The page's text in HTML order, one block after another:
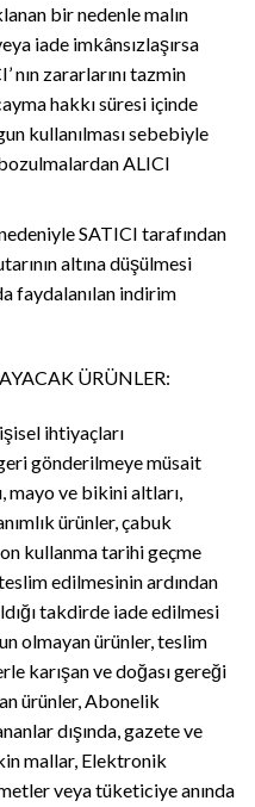
bir nedenle malın
iade imkânsızlaşırsa
nın zararlarını tazmin
hakkı süresi içinde
kullanılması sebebiyle
ALICI
SATICI tarafından
altına düşülmesi
faydalanılan indirim
ÜRÜNLER:
ihtiyaçları
gönderilmeye müsait
mayo ve bikini altları,
ürünler, çabuk
kullanma tarihi geçme
edilmesinin ardından
takdirde iade edilmesi
olmayan ürünler, teslim
karışan ve doğası gereği
ürünler, Abonelik
dışında, gazete ve
mallar, Elektronik
veya tüketiciye anında